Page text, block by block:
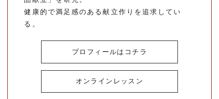
健康的で満足感のある献立作りを追求してい
る。
プロフィールはコチラ
オンラインレッスン